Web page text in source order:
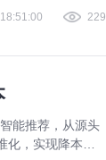
229
能推荐，从源头
，实现降本增